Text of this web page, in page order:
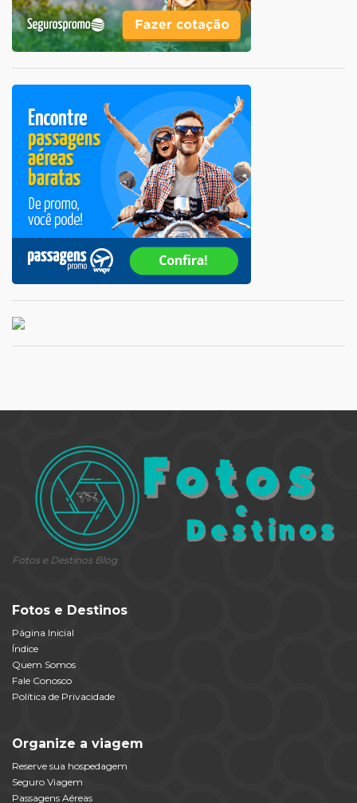
Fotos e Destinos Blog
Fotos e Destinos
Página Inicial
Índice
Quem Somos
Fale Conosco
Política de Privacidade
Organize a viagem
Reserve sua hospedagem
Seguro Viagem
Passagens Aéreas